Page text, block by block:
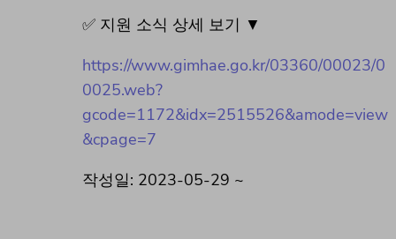
✅ 지원 소식 상세 보기 ▼
https://www.gimhae.go.kr/03360/00023/0
0025.web?
gcode=1172&idx=2515526&amode=view
&cpage=7
작성일: 2023-05-29 ~